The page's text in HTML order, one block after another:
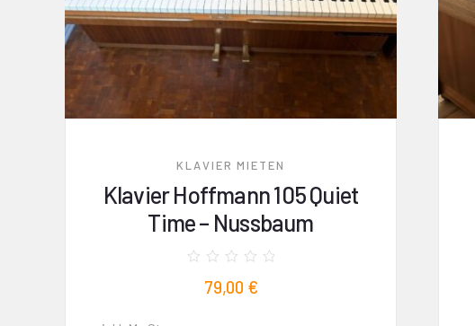
KLAVIER MIETEN
Klavier Hoffmann 105 Quiet
Time – Nussbaum
79,00 €